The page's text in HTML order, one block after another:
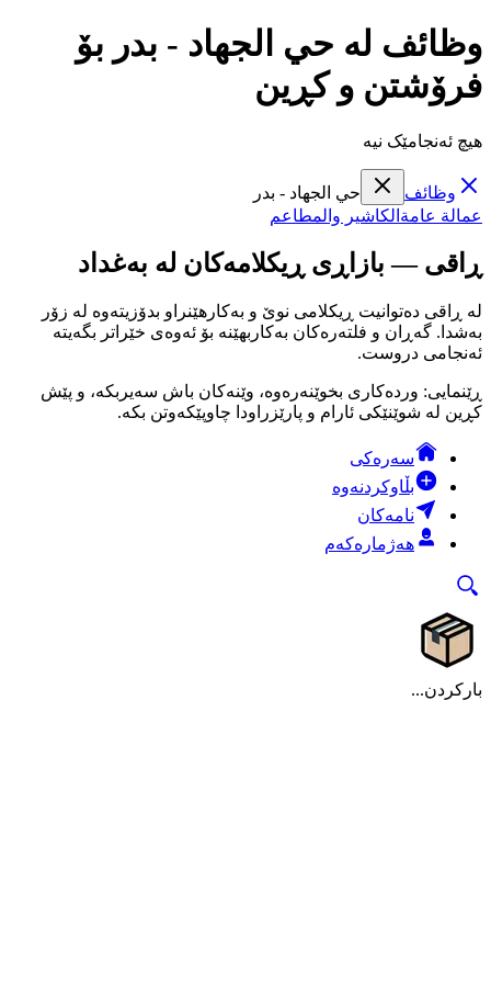
وظائف لە حي الجهاد - بدر بۆ
فرۆشتن و کڕین
هیچ ئەنجامێک نیە
وظائف
حي الجهاد - بدر
عمالة عامة الكاشير والمطاعم
ڕاقی — بازاڕی ڕیکلامەکان لە بەغداد
لە ڕاقی دەتوانیت ڕیکلامی نوێ و بەکارهێنراو بدۆزیتەوە لە زۆر
بەشدا. گەڕان و فلتەرەکان بەکاربهێنە بۆ ئەوەی خێراتر بگەیتە
ئەنجامی دروست.
ڕێنمایی: وردەکاری بخوێنەرەوە، وێنەکان باش سەیربکە، و پێش
کڕین لە شوێنێکی ئارام و پارێزراودا چاوپێکەوتن بکە.
سەرەکی
بڵاوکردنەوە
نامەکان
هەژمارەکەم
بارکردن...